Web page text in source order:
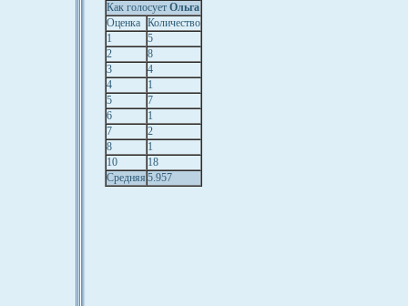
Как голосует Ольга
Оценка Количество
1
5
2
8
3
4
4
1
5
7
6
1
7
2
8
1
10
18
Средняя 5.957